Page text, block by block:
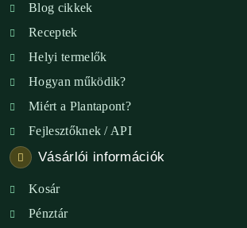
Blog cikkek
Receptek
Helyi termelők
Hogyan működik?
Miért a Plantapont?
Fejlesztőknek / API
Vásárlói információk
Kosár
Pénztár